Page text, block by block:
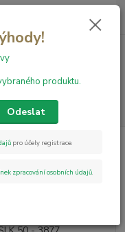
0,00 Kč
SLK 50 - 3877
SLK 50 -
produktu.
Odeslat
pro účely registrace.
zpracování osobních údajů.